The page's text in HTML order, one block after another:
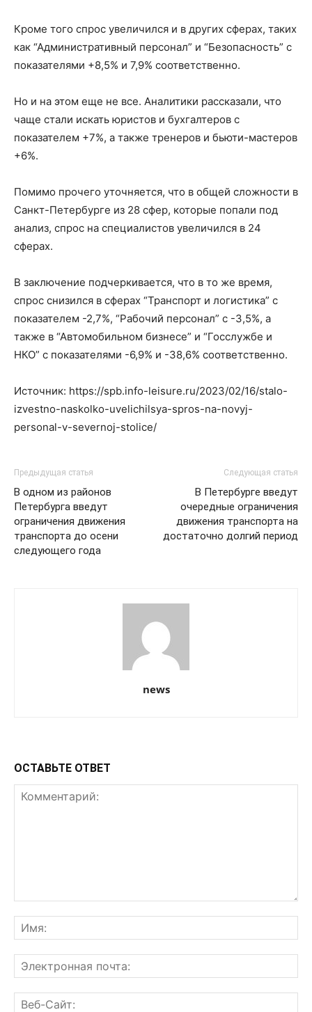
Кроме того спрос увеличился и в других сферах, таких
как “Административный персонал” и “Безопасность” с
показателями +8,5% и 7,9% соответственно.
Но и на этом еще не все. Аналитики рассказали, что
чаще стали искать юристов и бухгалтеров с
показателем +7%, а также тренеров и бьюти-мастеров
+6%.
Помимо прочего уточняется, что в общей сложности в
Санкт-Петербурге из 28 сфер, которые попали под
анализ, спрос на специалистов увеличился в 24
сферах.
В заключение подчеркивается, что в то же время,
спрос снизился в сферах “Транспорт и логистика” с
показателем -2,7%, “Рабочий персонал” с -3,5%, а
также в “Автомобильном бизнесе” и “Госслужбе и
НКО” с показателями -6,9% и -38,6% соответственно.
Источник: https://spb.info-leisure.ru/2023/02/16/stalo-
izvestno-naskolko-uvelichilsya-spros-na-novyj-
personal-v-severnoj-stolice/
Предыдущая статья
В одном из районов
Петербурга введут
ограничения движения
транспорта до осени
следующего года
Следующая статья
В Петербурге введут
очередные ограничения
движения транспорта на
достаточно долгий период
news
ОСТАВЬТЕ ОТВЕТ